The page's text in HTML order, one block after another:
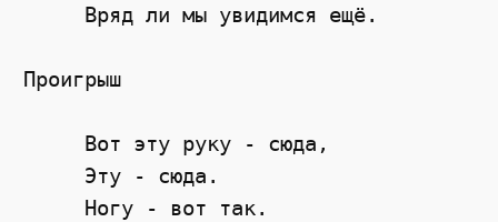
     Вряд ли мы увидимся ещё.
Проигрыш
     Вот эту руку - сюда,
     Эту - сюда.
     Ногу - вот так.